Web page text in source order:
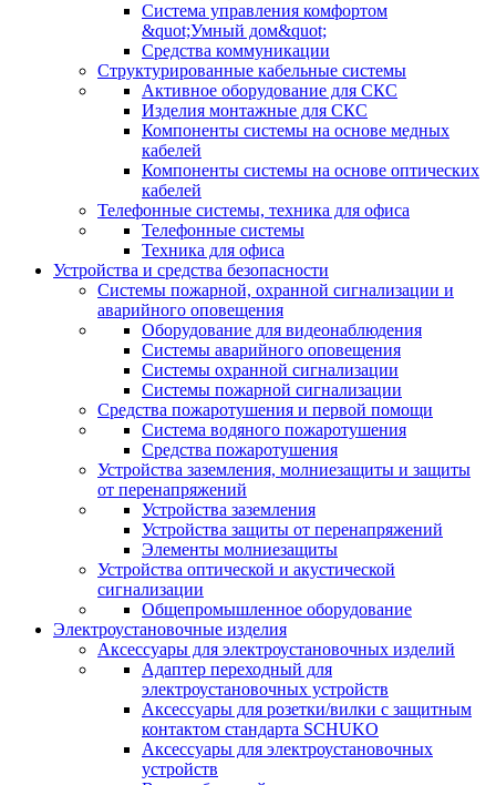
Система управления комфортом
&quot;Умный дом&quot;
Средства коммуникации
Структурированные кабельные системы
Активное оборудование для СКС
Изделия монтажные для СКС
Компоненты системы на основе медных
кабелей
Компоненты системы на основе оптических
кабелей
Телефонные системы, техника для офиса
Телефонные системы
Техника для офиса
Устройства и средства безопасности
Системы пожарной, охранной сигнализации и
аварийного оповещения
Оборудование для видеонаблюдения
Системы аварийного оповещения
Системы охранной сигнализации
Системы пожарной сигнализации
Средства пожаротушения и первой помощи
Система водяного пожаротушения
Средства пожаротушения
Устройства заземления, молниезащиты и защиты
от перенапряжений
Устройства заземления
Устройства защиты от перенапряжений
Элементы молниезащиты
Устройства оптической и акустической
сигнализации
Общепромышленное оборудование
Электроустановочные изделия
Аксессуары для электроустановочных изделий
Адаптер переходный для
электроустановочных устройств
Аксессуары для розетки/вилки с защитным
контактом стандарта SCHUKO
Аксессуары для электроустановочных
устройств